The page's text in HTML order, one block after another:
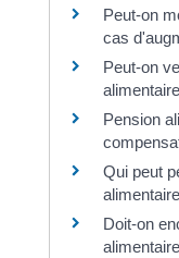
Peut-on
cas
Peut-on
Pension
Qui peut
Doit-on